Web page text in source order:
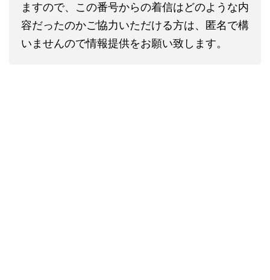
ますので、この番号からの着信はどのような内
容だったのかご協力いただける方は、匿名で構
いませんので情報提供をお願い致します。